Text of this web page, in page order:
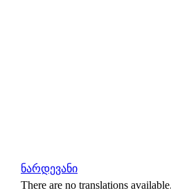
ნარდევანი
There are no translations